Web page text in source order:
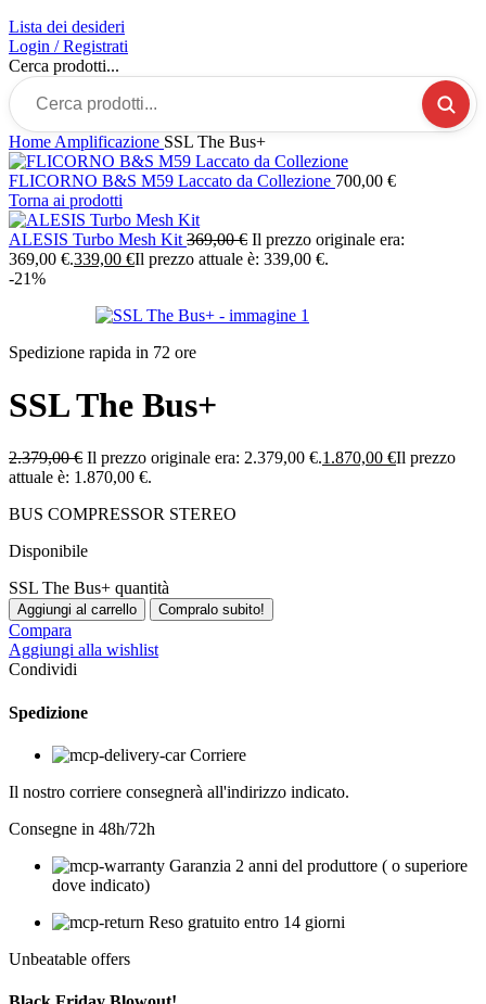
Lista dei desideri
Login / Registrati
Cerca prodotti...
Home Amplificazione SSL The Bus+
FLICORNO B&S M59 Laccato da Collezione 700,00 €
Torna ai prodotti
ALESIS Turbo Mesh Kit 369,00€ Il prezzo originale era:
369,00 €.339,00 €Il prezzo attuale è: 339,00 €.
-21%
Spedizione rapida in 72 ore
SSL The Bus+
2.379,00€ Il prezzo originale era: 2.379,00 €.1.870,00 €Il prezzo
attuale è: 1.870,00 €.
BUS COMPRESSOR STEREO
Disponibile
SSL The Bus+ quantità
Aggiungi al carrello Compralo subito!
Compara
Aggiungi alla wishlist
Condividi
Spedizione
Corriere
Il nostro corriere consegnerà all'indirizzo indicato.
Consegne in 48h/72h
Garanzia 2 anni del produttore ( o superiore
dove indicato)
Reso gratuito entro 14 giorni
Unbeatable offers